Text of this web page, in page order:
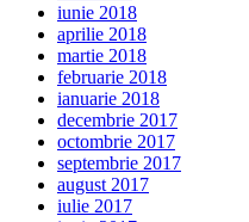
iunie 2018
aprilie 2018
martie 2018
februarie 2018
ianuarie 2018
decembrie 2017
octombrie 2017
septembrie 2017
august 2017
iulie 2017